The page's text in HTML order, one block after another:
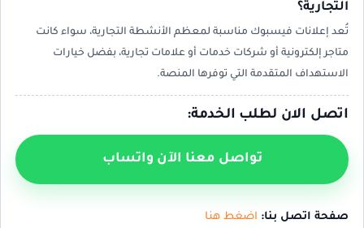
التجارية؟
تُعد إعلانات فيسبوك مناسبة لمعظم الأنشطة التجارية، سواء كانت
متاجر إلكترونية أو شركات خدمات أو علامات تجارية، بفضل خيارات
الاستهداف المتقدمة التي توفرها المنصة.
اتصل الان لطلب الخدمة:
تواصل معنا الآن واتساب
صفحة اتصل بنا: اضغط هنا